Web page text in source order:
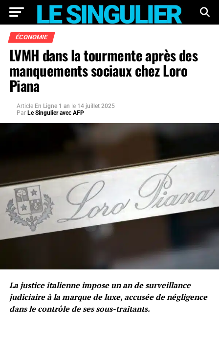
ÉCONOMIE
LVMH dans la tourmente après des
manquements sociaux chez Loro
Piana
Article En Ligne 1 an le 14 juillet 2025
Par Le Singulier avec AFP
La justice italienne impose un an de surveillance
judiciaire à la marque de luxe, accusée de négligence
dans le contrôle de ses sous-traitants.